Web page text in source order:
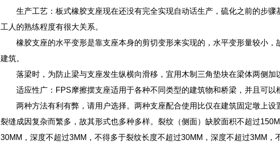
生产工艺：板式橡胶支座现在还没有完全实现自动话生产，硫化之前的步
工人的熟练程度有很大关系。
橡胶支座的水平变形是靠支座本身的剪切变形来实现的，水平变形量较小
建筑。
落梁时，为防止梁与支座发生纵横向滑移，宜用木制三角垫块在梁体两侧加
适应性广：FPS摩擦摆支座适用于各种不同类型的建筑物和桥梁，并且可以
两种方法有利有弊，请用户选择。两种支座配合使用比仅在建筑固定墩上设
裂缝成因复杂而繁多，故其形式也多种多样。裂纹（侧面）缺胶面积不超过
30MM，深度不超过3MM，不得多于裂纹长度不超过30MM，深度不超过3MM